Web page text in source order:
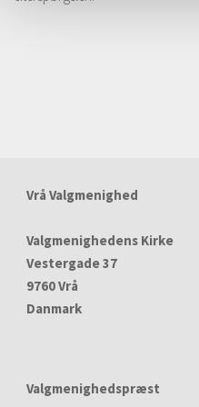
Vrå Valgmenighed
Valgmenighedens Kirke
Vestergade 37
9760 Vrå
Danmark
Valgmenighedspræst